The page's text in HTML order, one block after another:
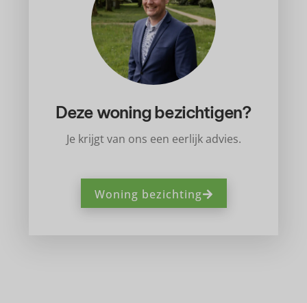
Deze woning bezichtigen?
Je krijgt van ons een eerlijk advies.
Woning bezichting